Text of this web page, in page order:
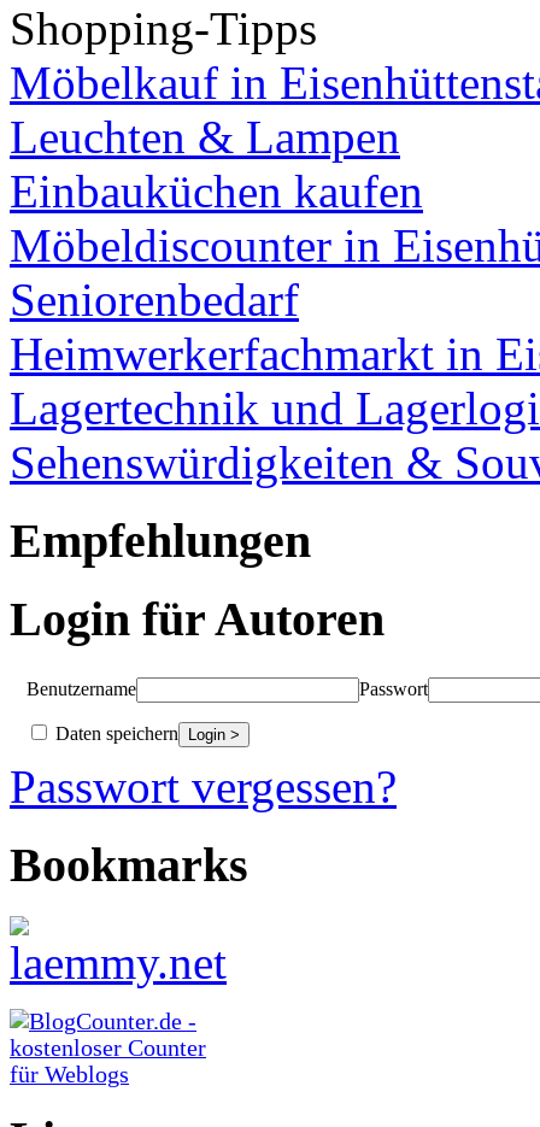
Shopping-Tipps
Möbelkauf in
Leuchten & Lampen
Einbauküchen kaufen
Möbeldiscounter in
Seniorenbedarf
Heimwerkerfachmarkt in
Lagertechnik und
Sehenswürdigkeiten &
Empfehlungen
Login für Autoren
Benutzername Passwort
Daten speichern
Passwort vergessen?
Bookmarks